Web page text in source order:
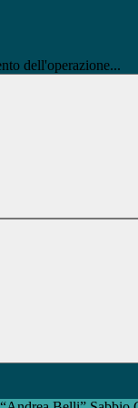
dell'operazione...